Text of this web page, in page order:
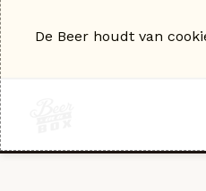
De Beer houdt van